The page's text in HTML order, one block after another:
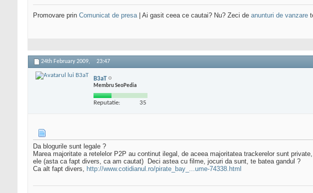
Promovare prin Comunicat de presa| Ai gasit ceea ce cautai? Nu? Zeci de anunturi de vanzare
24th February 2009, 23:47
B3aT
Membru SeoPedia
Reputatie: 35
Da blogurile sunt legale ?
Marea majoritate a retelelor P2P au continut ilegal, de aceea majoritatea trackerelor sunt
ele (asta ca fapt divers, ca am cautat)
Deci astea cu filme, jocuri da sunt, te batea gandul ?
Ca alt fapt divers, http://www.cotidianul.ro/pirate_bay_...ume-74338.html